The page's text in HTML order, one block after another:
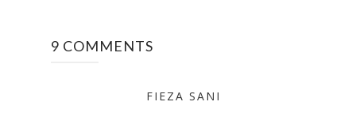
9 COMMENTS
FIEZA SANI